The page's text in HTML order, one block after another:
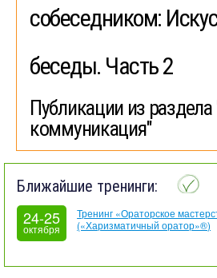
собеседником:
беседы. Часть 2
Публикации из
коммуникация"
Ближайшие тренинги:
24-25
октября
Тренинг «Ораторское
(«Харизматичный оратор»®)